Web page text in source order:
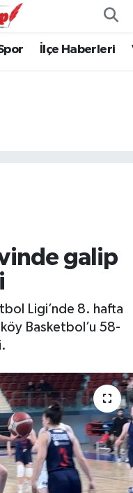
İlçe Haberleri
galip
Ligi’nde 8. hafta
Basketbol’u 58-